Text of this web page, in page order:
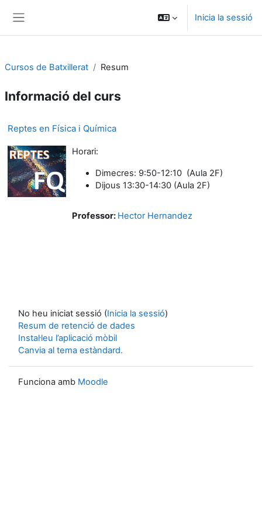
Inicia la sessió
Cursos de Batxillerat Resum
Informació del curs
Reptes en Física i Química
Horari:
Dimecres: 9:50-12:10 (Aula 2F)
Dijous 13:30-14:30 (Aula 2F)
Professor: Hector Hernandez
No heu iniciat sessió (Inicia la sessió)
Resum de retenció de dades
Instal·leu l’aplicació mòbil
Canvia al tema estàndard.
Funciona amb Moodle